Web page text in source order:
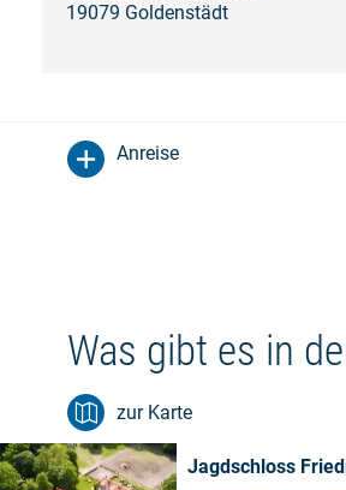
19079 Goldenstädt
Anreise
Was gibt es in
zur Karte
Jagdschloss